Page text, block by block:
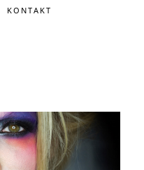
KONTAKT